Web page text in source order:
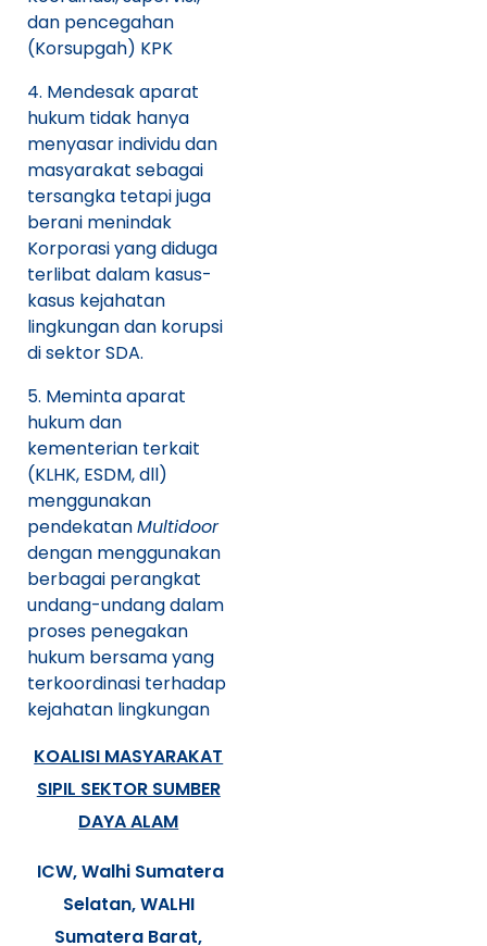
dan pencegahan
(Korsupgah) KPK
Mendesak aparat
hukum tidak hanya
menyasar individu dan
masyarakat sebagai
tersangka tetapi juga
berani menindak
Korporasi yang diduga
terlibat dalam kasus-
kasus kejahatan
lingkungan dan korupsi
di sektor SDA.
Meminta aparat
hukum dan
kementerian terkait
(KLHK, ESDM, dll)
menggunakan
pendekatanMultidoor
dengan menggunakan
berbagai perangkat
undang-undang dalam
proses penegakan
hukum bersama yang
terkoordinasi terhadap
kejahatan lingkungan
KOALISI MASYARAKAT
SIPIL SEKTOR SUMBER
DAYA ALAM
ICW, Walhi Sumatera
Selatan, WALHI
Sumatera Barat,